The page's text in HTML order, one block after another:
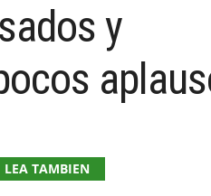
​​y
LEA TAMBIEN